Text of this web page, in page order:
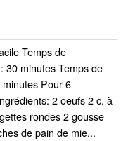
Temps de
30 minutes Temps de
Pour 6
2 oeufs 2 c. à
rondes 2 gousse
de pain de mie...